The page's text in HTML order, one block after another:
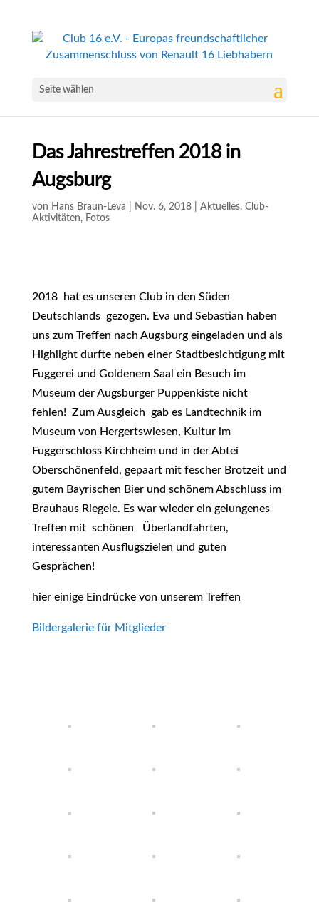
Seite wählen
Das Jahrestreffen 2018 in
Augsburg
von Hans Braun-Leva Nov. 6, 2018| Aktuelles, Club-
Aktivitäten, Fotos
2018 hat es unseren Club in den Süden
Deutschlands gezogen. Eva und Sebastian haben
uns zum Treffen nach Augsburg eingeladen und als
Highlight durfte neben einer Stadtbesichtigung mit
Fuggerei und Goldenem Saal ein Besuch im
Museum der Augsburger Puppenkiste nicht
fehlen! Zum Ausgleich gab es Landtechnik im
Museum von Hergertswiesen, Kultur im
Fuggerschloss Kirchheim und in der Abtei
Oberschönenfeld, gepaart mit fescher Brotzeit und
gutem Bayrischen Bier und schönem Abschluss im
Brauhaus Riegele. Es war wieder ein gelungenes
Treffen mit schönen Überlandfahrten,
interessanten Ausflugszielen und guten
Gesprächen!
hier einige Eindrücke von unserem Treffen
Bildergalerie für Mitglieder